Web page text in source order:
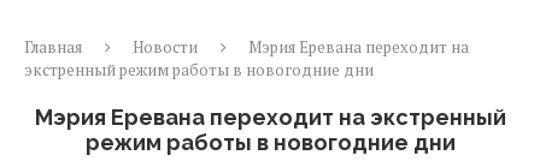
Главная Новости
Мэрия Еревана переходит на
экстренный режим работы в новогодние дни
Мэрия Еревана переходит на экстренный
режим работы в новогодние дни